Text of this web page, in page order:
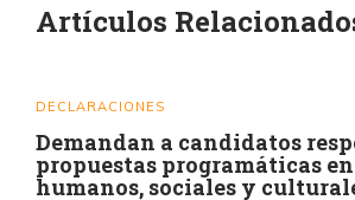
Artículos
DECLARACIONES
Demandan a candidatos
propuestas programáticas
humanos, sociales y